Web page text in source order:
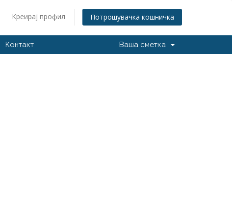
Креирај профил Потрошувачка кошничка
Контакт Ваша сметка